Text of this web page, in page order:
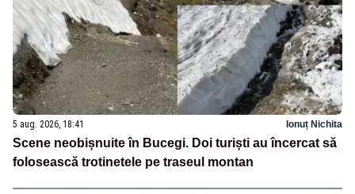
5 aug. 2026, 18:41 Ionuț Nichita
Scene neobișnuite în Bucegi. Doi turiști au încercat să
folosească trotinetele pe traseul montan